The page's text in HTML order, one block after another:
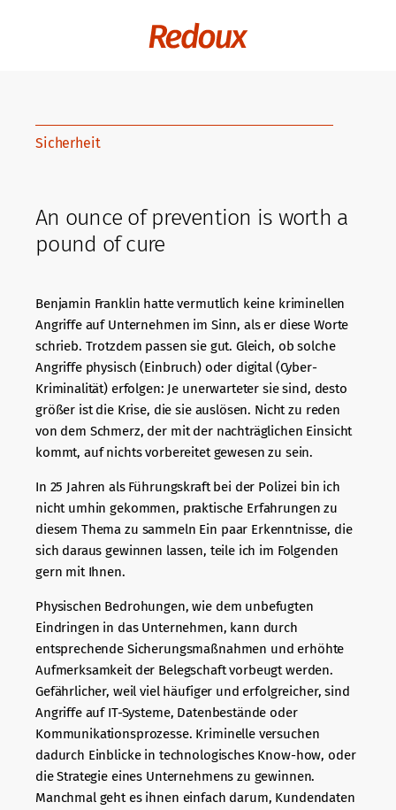
Sicherheit
An ounce of prevention is worth a
pound of cure
Benjamin Franklin hatte vermutlich keine kriminellen
Angriffe auf Unternehmen im Sinn, als er diese Worte
schrieb. Trotzdem passen sie gut. Gleich, ob solche
Angriffe physisch (Einbruch) oder digital (Cyber-
Kriminalität) erfolgen: Je unerwarteter sie sind, desto
größer ist die Krise, die sie auslösen. Nicht zu reden
von dem Schmerz, der mit der nachträglichen Einsicht
kommt, auf nichts vorbereitet gewesen zu sein.
In 25 Jahren als Führungskraft bei der Polizei bin ich
nicht umhin gekommen, praktische Erfahrungen zu
diesem Thema zu sammeln Ein paar Erkenntnisse, die
sich daraus gewinnen lassen, teile ich im Folgenden
gern mit Ihnen.
Physischen Bedrohungen, wie dem unbefugten
Eindringen in das Unternehmen, kann durch
entsprechende Sicherungsmaßnahmen und erhöhte
Aufmerksamkeit der Belegschaft vorbeugt werden.
Gefährlicher, weil viel häufiger und erfolgreicher, sind
Angriffe auf IT-Systeme, Datenbestände oder
Kommunikationsprozesse. Kriminelle versuchen
dadurch Einblicke in technologisches Know-how, oder
die Strategie eines Unternehmens zu gewinnen.
Manchmal geht es ihnen einfach darum, Kundendaten